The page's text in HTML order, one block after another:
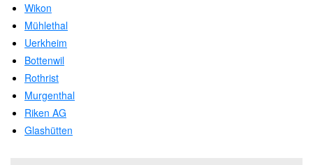
Wikon
Mühlethal
Uerkheim
Bottenwil
Rothrist
Murgenthal
Riken AG
Glashütten